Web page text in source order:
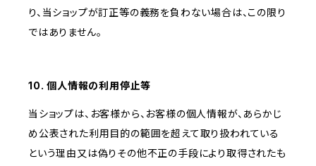
り、当ショップが訂正等の義務を負わない場合は、この限り
ではありません。
10. 個人情報の利用停止等
当ショップは、お客様から、お客様の個人情報が、あらかじ
め公表された利用目的の範囲を超えて取り扱われている
という理由又は偽りその他不正の手段により取得されたも